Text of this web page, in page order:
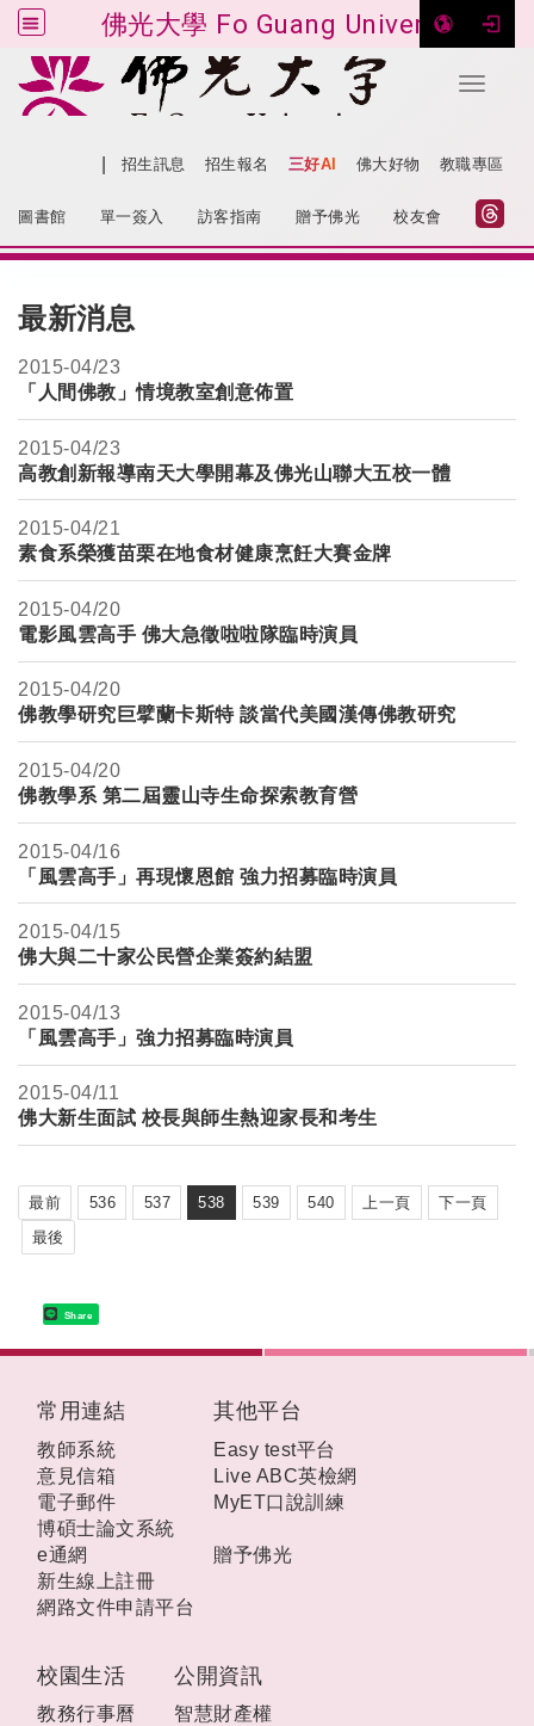
佛光大學 Fo Guang University
Toggle
跳到主要內容
招生訊息 招生報名 三好AI 佛大好物 教職專區
圖書館 單一簽入 訪客指南 贈予佛光 校友會
最新消息
2015-04/23
「人間佛教」情境教室創意佈置
2015-04/23
高教創新報導南天大學開幕及佛光山聯大五校一體
2015-04/21
素食系榮獲苗栗在地食材健康烹飪大賽金牌
2015-04/20
電影風雲高手 佛大急徵啦啦隊臨時演員
2015-04/20
佛教學研究巨擘蘭卡斯特 談當代美國漢傳佛教研究
2015-04/20
佛教學系 第二屆靈山寺生命探索教育營
2015-04/16
「風雲高手」再現懷恩館 強力招募臨時演員
2015-04/15
佛大與二十家公民營企業簽約結盟
2015-04/13
「風雲高手」強力招募臨時演員
2015-04/11
佛大新生面試 校長與師生熱迎家長和考生
最前 536 537 538 539 540 上一頁
下一頁
最後
Share
校園生活
教務行事曆
公開資訊
智慧財產權
常用連結
教師系統
意見信箱
電子郵件
博碩士論文系統
e通網
新生線上註冊
網路文件申請平台
其他平台
Easy test平台
Live ABC英檢網
MyET口說訓練
贈予佛光